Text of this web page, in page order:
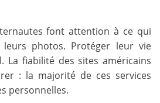
font attention à ce qui
photos. Protéger leur vie
La fiabilité des sites américains
: la majorité de ces services
personnelles.